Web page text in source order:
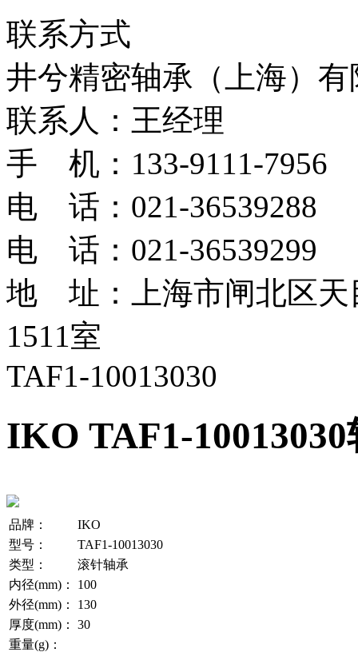
联系方式
井兮精密轴承（上海）有
联系人：王经理
手 机：133-9111-7956
电 话：021-36539288
电 话：021-36539299
地 址：上海市闸北区天
1511室
TAF1-10013030
IKO TAF1-10013030
品牌：
IKO
型号：
TAF1-10013030
类型：
滚针轴承
内径(mm)：
100
外径(mm)：
130
厚度(mm)：
30
重量(g)：